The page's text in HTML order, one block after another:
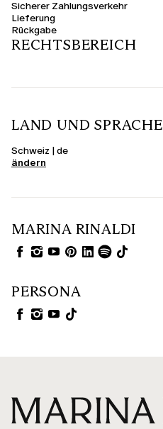
Sicherer Zahlungsverkehr
Lieferung
Rückgabe
RECHTSBEREICH
LAND UND SPRACHE
Schweiz | de
ändern
MARINA RINALDI
PERSONA